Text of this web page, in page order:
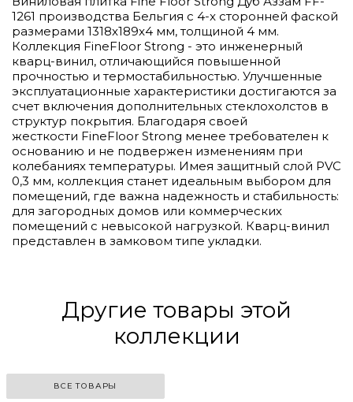
1261 производства Бельгия с 4-x сторонней фаской
размерами 1318x189x4 мм, толщиной 4 мм.
Коллекция FineFloor Strong - это инженерный
кварц-винил, отличающийся повышенной
прочностью и термостабильностью. Улучшенные
эксплуатационные характеристики достигаются за
счет включения дополнительных стеклохолстов в
структур покрытия. Благодаря своей
жесткости FineFloor Strong менее требователен к
основанию и не подвержен изменениям при
колебаниях температуры. Имея защитный слой PVC
0,3 мм, коллекция станет идеальным выбором для
помещений, где важна надежность и стабильность:
для загородных домов или коммерческих
помещений с невысокой нагрузкой. Кварц-винил
представлен в замковом типе укладки.
Другие товары этой
коллекции
ВСЕ ТОВАРЫ